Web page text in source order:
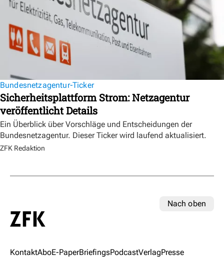
Bundesnetzagentur-Ticker
Sicherheitsplattform Strom: Netzagentur
veröffentlicht Details
Ein Überblick über Vorschläge und Entscheidungen der
Bundesnetzagentur. Dieser Ticker wird laufend aktualisiert.
ZFK Redaktion
Nach oben
KontaktAboE-PaperBriefingsPodcastVerlagPresse